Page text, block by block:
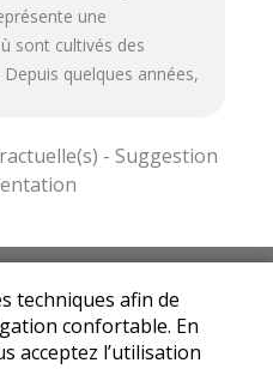
une
sont cultivés des
quelques années,
Générales de
données personnelles
fermier Tarn - Tous
techniques afin de
confortable. En
acceptez l’utilisation